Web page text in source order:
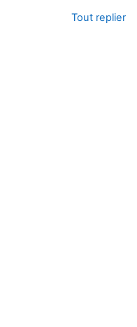
Tout replier